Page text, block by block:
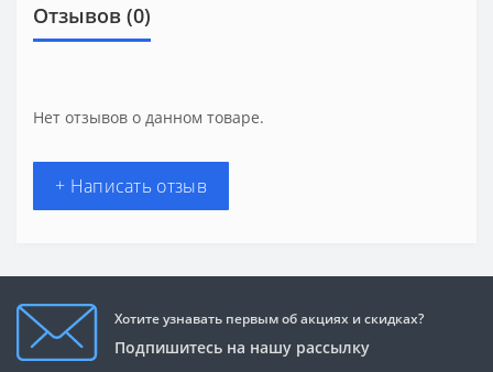
Отзывов (0)
Нет отзывов о данном товаре.
+ Написать отзыв
Хотите узнавать первым об акциях и скидках?
Подпишитесь на нашу рассылку